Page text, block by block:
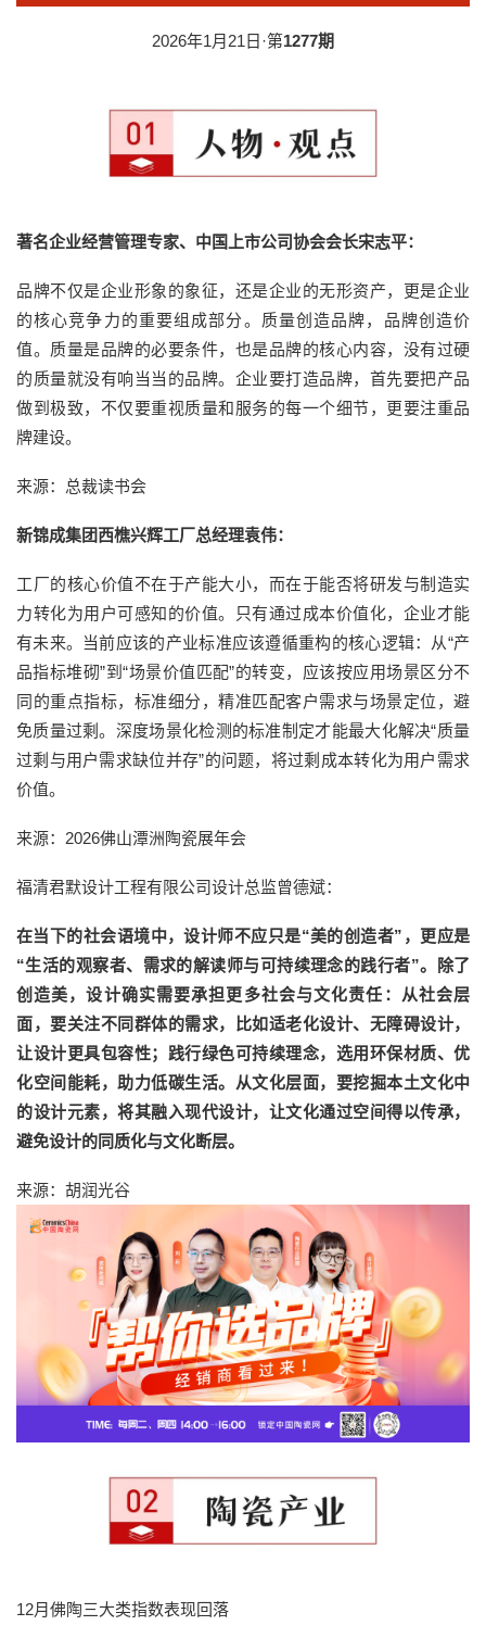
2026年1月21日·第1277期
著名企业经营管理专家、中国上市公司协会会长宋志平：
品牌不仅是企业形象的象征，还是企业的无形资产，更是企业
的核心竞争力的重要组成部分。质量创造品牌，品牌创造价
值。质量是品牌的必要条件，也是品牌的核心内容，没有过硬
的质量就没有响当当的品牌。企业要打造品牌，首先要把产品
做到极致，不仅要重视质量和服务的每一个细节，更要注重品
牌建设。
来源：总裁读书会
新锦成集团西樵兴辉工厂总经理袁伟：
工厂的核心价值不在于产能大小，而在于能否将研发与制造实
力转化为用户可感知的价值。只有通过成本价值化，企业才能
有未来。当前应该的产业标准应该遵循重构的核心逻辑：从“产
品指标堆砌”到“场景价值匹配”的转变，应该按应用场景区分不
同的重点指标，标准细分，精准匹配客户需求与场景定位，避
免质量过剩。深度场景化检测的标准制定才能最大化解决“质量
过剩与用户需求缺位并存”的问题，将过剩成本转化为用户需求
价值。
来源：2026佛山潭洲陶瓷展年会
福清君默设计工程有限公司设计总监曾德斌：
在当下的社会语境中，设计师不应只是“美的创造者”，更应是
“生活的观察者、需求的解读师与可持续理念的践行者”。除了
创造美，设计确实需要承担更多社会与文化责任：从社会层
面，要关注不同群体的需求，比如适老化设计、无障碍设计，
让设计更具包容性；践行绿色可持续理念，选用环保材质、优
化空间能耗，助力低碳生活。从文化层面，要挖掘本土文化中
的设计元素，将其融入现代设计，让文化通过空间得以传承，
避免设计的同质化与文化断层。
来源：胡润光谷
12月佛陶三大类指数表现回落